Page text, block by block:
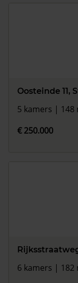
Oosteinde 11,
5 kamers | 148
€ 250.000
6 kamers | 182